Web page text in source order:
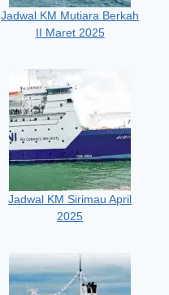
Jadwal KM Mutiara Berkah
II Maret 2025
Jadwal KM Sirimau April
2025